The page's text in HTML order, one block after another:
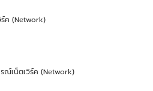
ค (Network)
ณ์เน็ตเวิร์ค (Network)